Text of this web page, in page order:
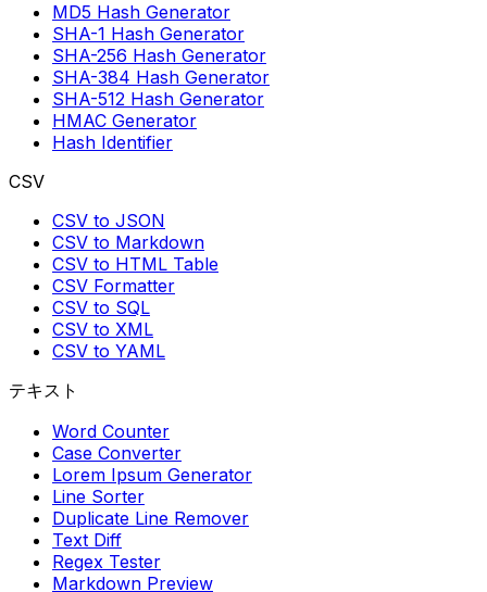
MD5 Hash Generator
SHA-1 Hash Generator
SHA-256 Hash Generator
SHA-384 Hash Generator
SHA-512 Hash Generator
HMAC Generator
Hash Identifier
CSV
CSV to JSON
CSV to Markdown
CSV to HTML Table
CSV Formatter
CSV to SQL
CSV to XML
CSV to YAML
テキスト
Word Counter
Case Converter
Lorem Ipsum Generator
Line Sorter
Duplicate Line Remover
Text Diff
Regex Tester
Markdown Preview